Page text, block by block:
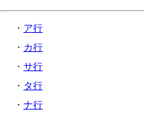
・ ア行
・ カ行
・ サ行
・ タ行
・ ナ行